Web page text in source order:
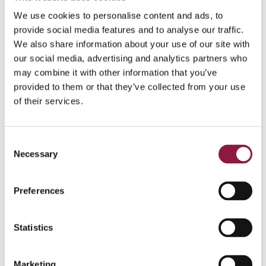
We use cookies to personalise content and ads, to
provide social media features and to analyse our traffic.
We also share information about your use of our site with
our social media, advertising and analytics partners who
may combine it with other information that you’ve
provided to them or that they’ve collected from your use
of their services.
Necessary
Preferences
Statistics
Dzięki integracji cały ruch, który jest generowany z
naszego smartfona czy tableta jest analizowany przez
silniki Cisco Umbrella, co gwarantuje naszej organizacji
bezpieczne poruszanie się po sieci, niezależnie od
miejsca, z którego pracujemy.
Jeśli ciekawi Cię techniczna część integracji, przeczytaj